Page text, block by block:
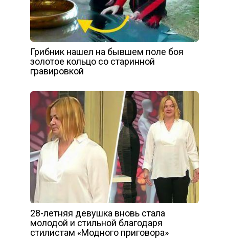
Грибник нашел на бывшем поле боя
золотое кольцо со старинной
гравировкой
28-летняя девушка вновь стала
молодой и стильной благодаря
стилистам «Модного приговора»